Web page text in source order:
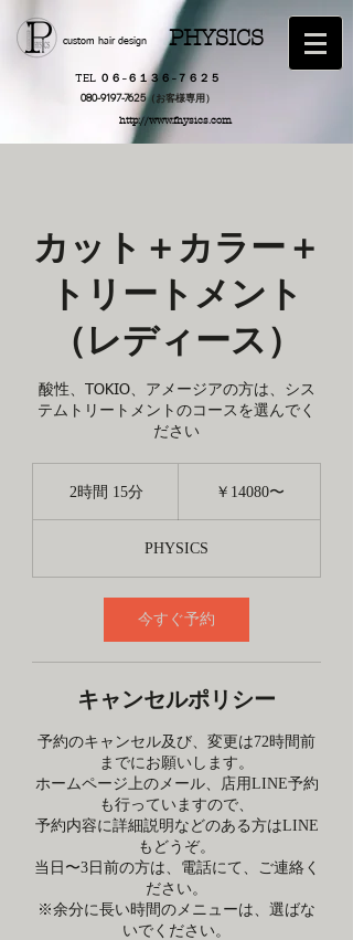
custom hair design PHYSICS
TEL ０６−６１３６−７６２５
​080-9197-7625（お客様専用）
http://www.fhysics.com
カット＋カラー＋
トリートメント
（レディース）
酸性、TOKIO、アメージアの方は、シス
テムトリートメントのコースを選んでく
ださい
2時間 15分2
1
5
分
￥14080〜
PHYSICS
今すぐ予約
キャンセルポリシー
予約のキャンセル及び、変更は72時間前
までにお願いします。
ホームページ上のメール、店用LINE予約
も行っていますので、
予約内容に詳細説明などのある方はLINE
もどうぞ。
当日〜3日前の方は、電話にて、ご連絡く
ださい。
※余分に長い時間のメニューは、選ばな
いでください。